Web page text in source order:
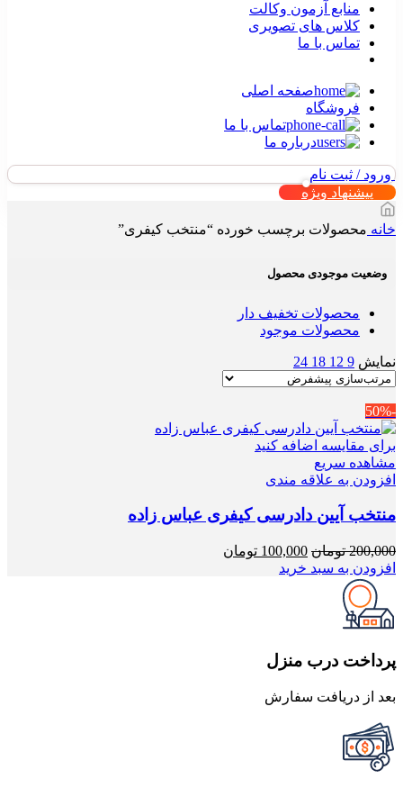
منابع آزمون وکالت
کلاس های تصویری
تماس با ما
صفحه اصلی
فروشگاه
تماس با ما
درباره ما
ورود / ثبت نام
پیشنهاد ویژه
خانه محصولات برچسب خورده “منتخب کیفری”
وضعیت موجودی محصول
محصولات تخفیف دار
محصولات موجود
نمایش 9
12
18
24
-50%
برای مقایسه اضافه کنید
مشاهده سریع
افزودن به علاقه مندی
منتخب آیین دادرسی کیفری عباس زاده
200,000 تومان قیمت
اصلی
100,000 تومان
افزودن به سبد خرید
پرداخت درب منزل
بعد از دریافت سفارش